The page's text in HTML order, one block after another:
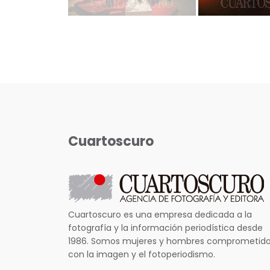
Cuartoscuro
Cuartoscuro es una empresa dedicada a la
fotografía y la información periodística desde
1986. Somos mujeres y hombres
con la imagen y el fotoperiodismo.